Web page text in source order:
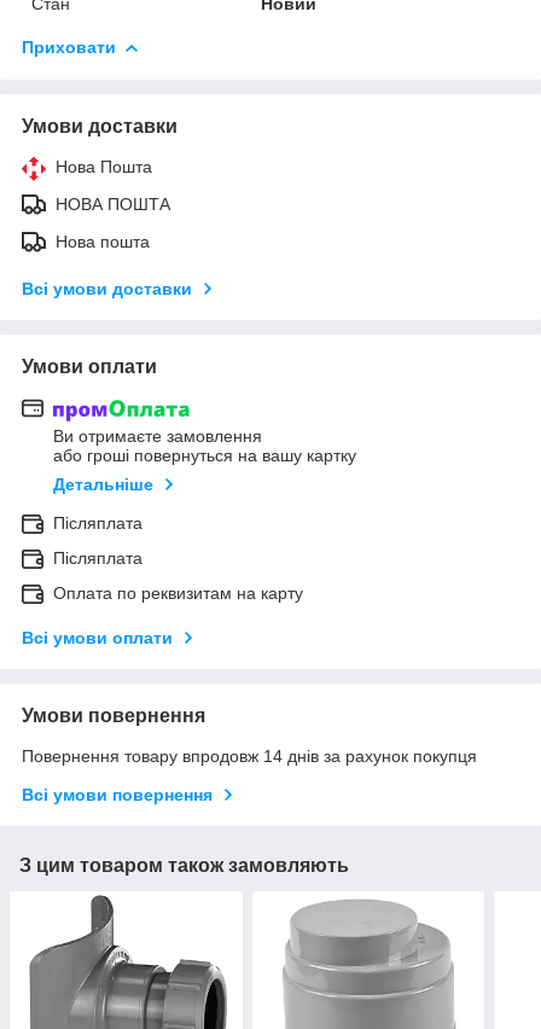
Приховати
Умови доставки
Нова Пошта
НОВА ПОШТА
Нова пошта
Всі умови доставки
Умови оплати
Ви отримаєте замовлення
або гроші повернуться на вашу картку
Детальніше
Післяплата
Післяплата
Оплата по реквизитам на карту
Всі умови оплати
Умови повернення
Повернення товару впродовж 14 днів за рахунок покупця
Всі умови повернення
З цим товаром також замовляють